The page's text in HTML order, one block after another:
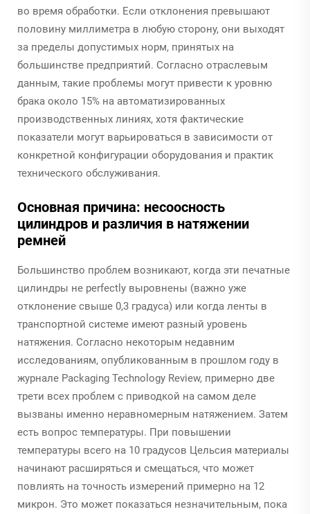
во время обработки. Если отклонения превышают
половину миллиметра в любую сторону, они выходят
за пределы допустимых норм, принятых на
большинстве предприятий. Согласно отраслевым
данным, такие проблемы могут привести к уровню
брака около 15% на автоматизированных
производственных линиях, хотя фактические
показатели могут варьироваться в зависимости от
конкретной конфигурации оборудования и практик
технического обслуживания.
Основная причина: несоосность
цилиндров и различия в натяжении
ремней
Большинство проблем возникают, когда эти печатные
цилиндры не perfectly выровнены (важно уже
отклонение свыше 0,3 градуса) или когда ленты в
транспортной системе имеют разный уровень
натяжения. Согласно некоторым недавним
исследованиям, опубликованным в прошлом году в
журнале Packaging Technology Review, примерно две
трети всех проблем с приводкой на самом деле
вызваны именно неравномерным натяжением. Затем
есть вопрос температуры. При повышении
температуры всего на 10 градусов Цельсия материалы
начинают расширяться и смещаться, что может
повлиять на точность измерений примерно на 12
микрон. Это может показаться незначительным, пока